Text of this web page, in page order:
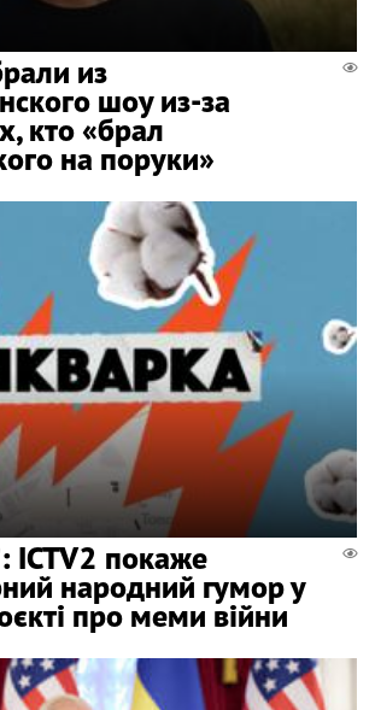
из
шоу из-за
кто «брал
на поруки»
ICTV2 покаже
народний гумор у
про меми війни